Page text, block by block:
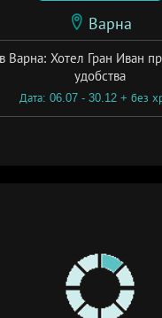
Варна
Варна: Хотел Гран Иван
удобства
Дата: 06.07 - 30.12 + без